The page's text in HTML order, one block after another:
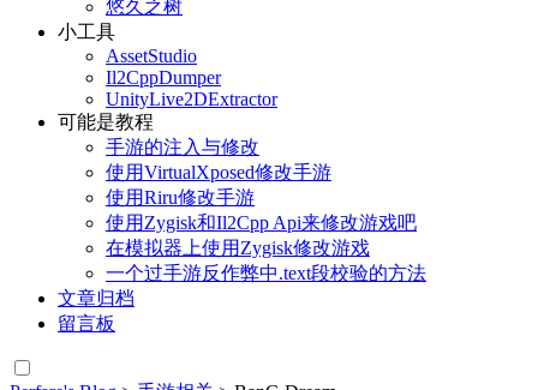
悠久之树
小工具
AssetStudio
Il2CppDumper
UnityLive2DExtractor
可能是教程
手游的注入与修改
使用VirtualXposed修改手游
使用Riru修改手游
使用Zygisk和Il2Cpp Api来修改游戏吧
在模拟器上使用Zygisk修改游戏
一个过手游反作弊中.text段校验的方法
文章归档
留言板